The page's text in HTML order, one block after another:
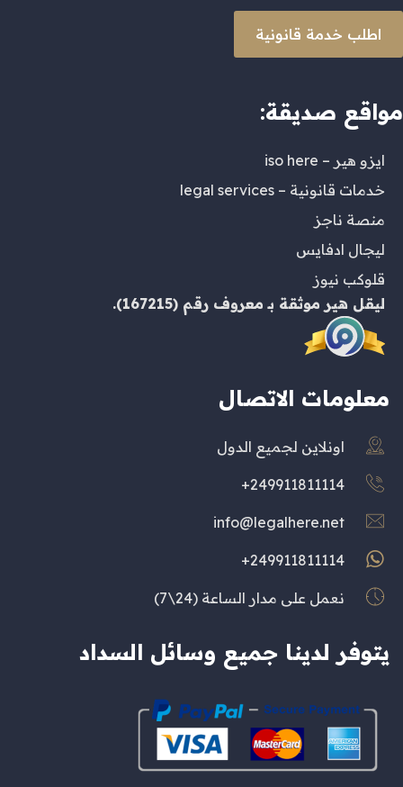
اطلب خدمة قانونية
مواقع صديقة:
ايزو هير – iso here
خدمات قانونية – legal services
منصة ناجز
ليجال ادفايس
قلوكب نيوز
ليقل هير موثقة بـ معروف رقم (167215).
معلومات الاتصال
اونلاين لجميع الدول
249911811114+
info@legalhere.net
249911811114+
نعمل على مدار الساعة (24\7)
يتوفر لدينا جميع وسائل السداد